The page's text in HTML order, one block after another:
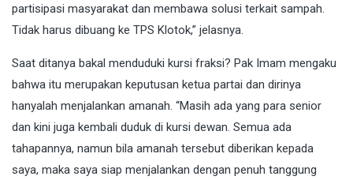
partisipasi masyarakat dan membawa solusi terkait sampah.
Tidak harus dibuang ke TPS Klotok,” jelasnya.
Saat ditanya bakal menduduki kursi fraksi? Pak Imam mengaku
bahwa itu merupakan keputusan ketua partai dan dirinya
hanyalah menjalankan amanah. “Masih ada yang para senior
dan kini juga kembali duduk di kursi dewan. Semua ada
tahapannya, namun bila amanah tersebut diberikan kepada
saya, maka saya siap menjalankan dengan penuh tanggung